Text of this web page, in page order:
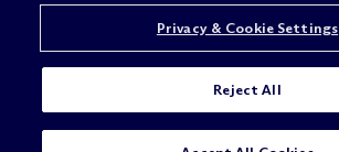
Privacy & Cookie Settings
Reject All